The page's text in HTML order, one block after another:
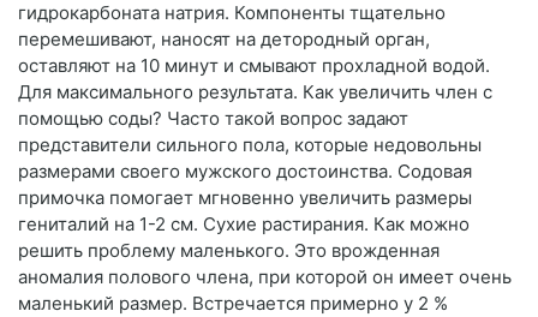
гидрокарбоната натрия. Компоненты тщательно
перемешивают, наносят на детородный орган,
оставляют на 10 минут и смывают прохладной водой.
Для максимального результата. Как увеличить член с
помощью соды? Часто такой вопрос задают
представители сильного пола, которые недовольны
размерами своего мужского достоинства. Содовая
примочка помогает мгновенно увеличить размеры
гениталий на 1-2 см. Сухие растирания. Как можно
решить проблему маленького. Это врожденная
аномалия полового члена, при которой он имеет очень
маленький размер. Встречается примерно у 2 %